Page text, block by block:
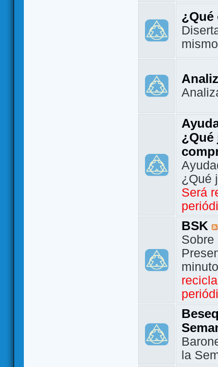
¿Qué
¿Qué
¿Qué
Será
BSK
Sobre
la